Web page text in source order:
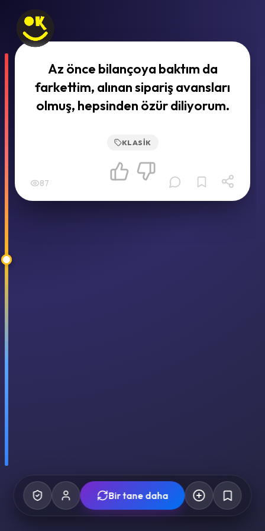
Az önce bilançoya baktım da
farkettim, alınan sipariş avansları
olmuş, hepsinden özür diliyorum.
KLASIK
87
Bir tane daha